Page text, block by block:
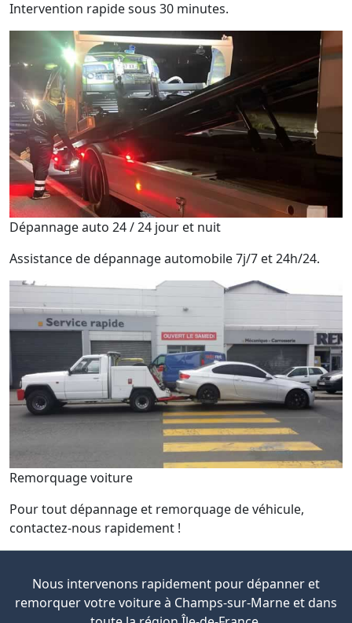
Intervention rapide sous 30 minutes.
Dépannage auto 24 / 24 jour et nuit
Assistance de dépannage automobile 7j/7 et 24h/24.
Remorquage voiture
Pour tout dépannage et remorquage de véhicule,
contactez-nous rapidement !
Nous intervenons rapidement pour dépanner et
remorquer votre voiture à Champs-sur-Marne et dans